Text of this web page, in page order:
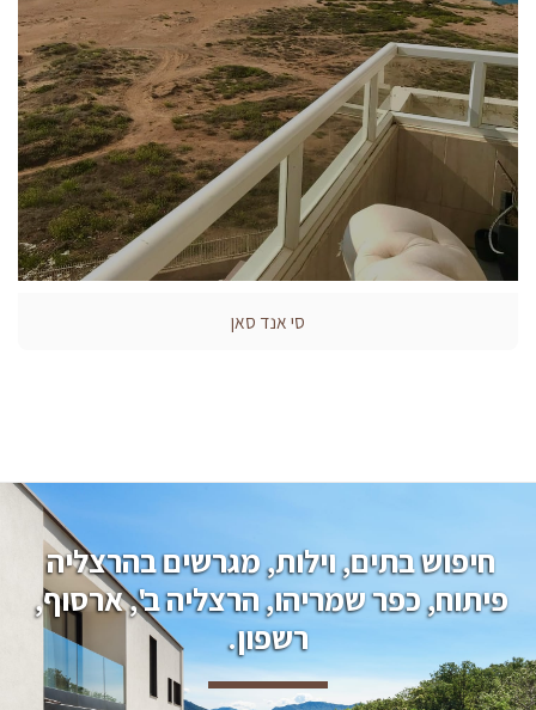
סי אנד סאן
חיפוש בתים, וילות, מגרשים בהרצליה
פיתוח, כפר שמריהו, הרצליה ב', ארסוף,
רשפון.